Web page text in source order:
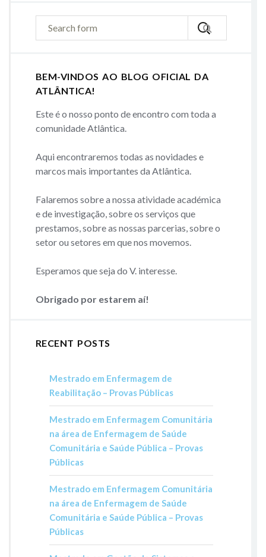
BEM-VINDOS AO BLOG OFICIAL DA
ATLÂNTICA!
Este é o nosso ponto de encontro com toda a
comunidade Atlântica.
Aqui encontraremos todas as novidades e
marcos mais importantes da Atlântica.
Falaremos sobre a nossa atividade académica
e de investigação, sobre os serviços que
prestamos, sobre as nossas parcerias, sobre o
setor ou setores em que nos movemos.
Esperamos que seja do V. interesse.
Obrigado por estarem aí!
RECENT POSTS
Mestrado em Enfermagem de
Reabilitação – Provas Públicas
Mestrado em Enfermagem Comunitária
na área de Enfermagem de Saúde
Comunitária e Saúde Pública – Provas
Públicas
Mestrado em Enfermagem Comunitária
na área de Enfermagem de Saúde
Comunitária e Saúde Pública – Provas
Públicas